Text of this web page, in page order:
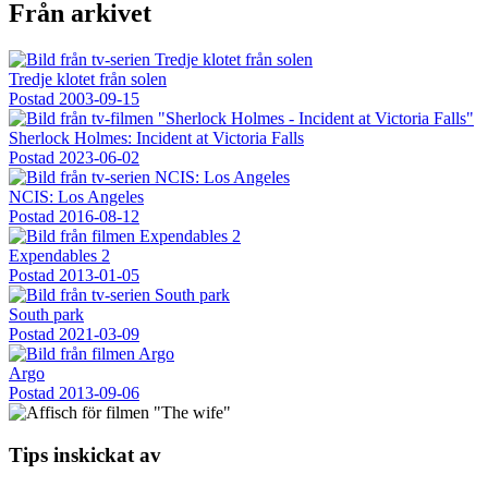
Från arkivet
Tredje klotet från solen
Postad 2003-09-15
Sherlock Holmes: Incident at Victoria Falls
Postad 2023-06-02
NCIS: Los Angeles
Postad 2016-08-12
Expendables 2
Postad 2013-01-05
South park
Postad 2021-03-09
Argo
Postad 2013-09-06
Tips inskickat av